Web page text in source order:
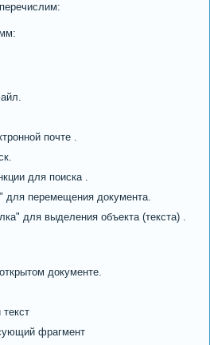
почте .
для поиска .
для перемещения документа.
для выделения объекта (текста) .
документе.
фрагмент